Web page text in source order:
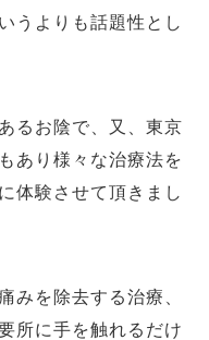
うよりも話題性とし
るお陰で、又、東京
あり様々な治療法を
体験させて頂きまし
みを除去する治療、
所に手を触れるだけ